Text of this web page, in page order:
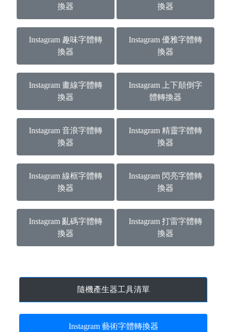
換器
換器
Instagram 趣味字體轉
換器
Instagram 優雅字體轉
換器
Instagram 畫線字體轉
換器
Instagram 上下顛倒字
體轉換器
Instagram 音浪字體轉
換器
Instagram 精靈字體轉
換器
Instagram 線框字體轉
換器
Instagram 閃亮字體轉
換器
Instagram 亂碼字體轉
換器
Instagram 打雷字體轉
換器
隨機產生器工具清單
Instagram 藝術字體轉換器